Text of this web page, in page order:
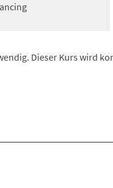
Dieser Kurs wird